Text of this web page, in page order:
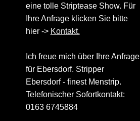
eine tolle Striptease Show. Für
Ihre Anfrage klicken Sie bitte
hier -> Kontakt.
Ich freue mich über Ihre Anfrage
für Ebersdorf. Stripper
Ebersdorf - finest Menstrip.
Telefonischer Sofortkontakt:
0163 6745884